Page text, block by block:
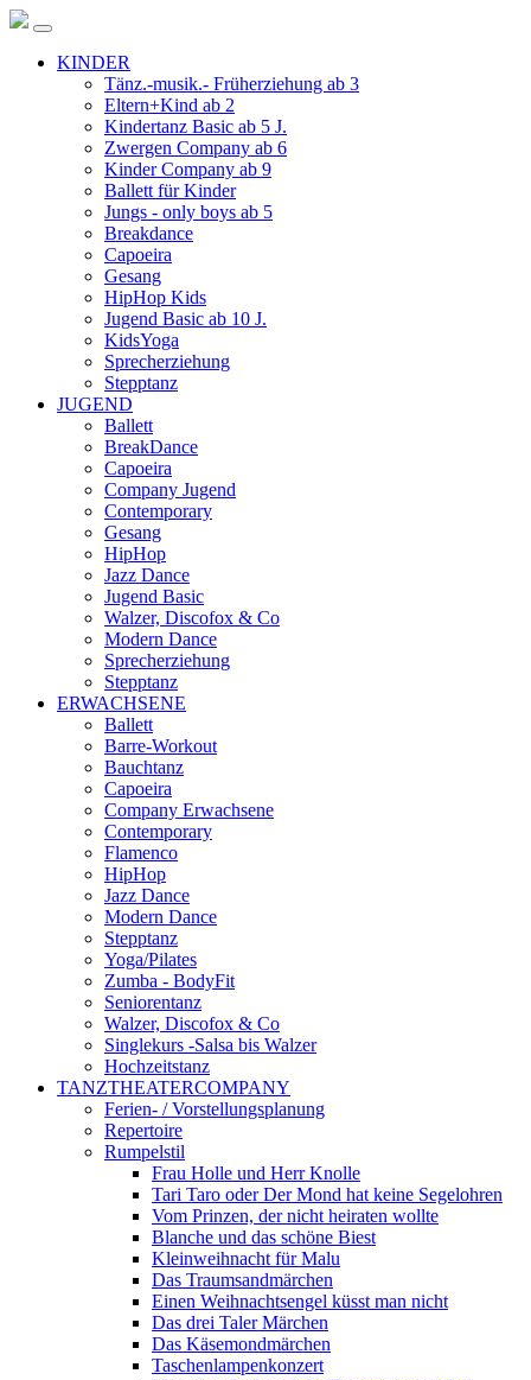
KINDER
Tänz.-musik.- Früherziehung ab 3
Eltern+Kind ab 2
Kindertanz Basic ab 5 J.
Zwergen Company ab 6
Kinder Company ab 9
Ballett für Kinder
Jungs - only boys ab 5
Breakdance
Capoeira
Gesang
HipHop Kids
Jugend Basic ab 10 J.
KidsYoga
Sprecherziehung
Stepptanz
JUGEND
Ballett
BreakDance
Capoeira
Company Jugend
Contemporary
Gesang
HipHop
Jazz Dance
Jugend Basic
Walzer, Discofox & Co
Modern Dance
Sprecherziehung
Stepptanz
ERWACHSENE
Ballett
Barre-Workout
Bauchtanz
Capoeira
Company Erwachsene
Contemporary
Flamenco
HipHop
Jazz Dance
Modern Dance
Stepptanz
Yoga/Pilates
Zumba - BodyFit
Seniorentanz
Walzer, Discofox & Co
Singlekurs -Salsa bis Walzer
Hochzeitstanz
TANZTHEATERCOMPANY
Ferien- / Vorstellungsplanung
Repertoire
Rumpelstil
Frau Holle und Herr Knolle
Tari Taro oder Der Mond hat keine Segelohren
Vom Prinzen, der nicht heiraten wollte
Blanche und das schöne Biest
Kleinweihnacht für Malu
Das Traumsandmärchen
Einen Weihnachtsengel küsst man nicht
Das drei Taler Märchen
Das Käsemondmärchen
Taschenlampenkonzert